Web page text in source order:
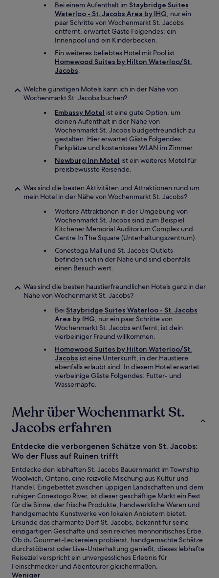
Bei einem Aufenthalt im Staybridge Suites
Waterloo - St. Jacobs Area by IHG, nur ein
paar Schritte von Wochenmarkt St. Jacobs
entfernt, erwartet Gäste Folgendes: ein
Innenpool und ein Kinderbecken.
Ein weiteres beliebtes Hotel mit Pool ist
Homewood Suites by Hilton Waterloo/St.
Jacobs.
Welche günstigen Motels kann ich in der Nähe von
Wochenmarkt St. Jacobs buchen?
Embassy Motel ist eine gute Option, um
deinen Aufenthalt in der Nähe von
Wochenmarkt St. Jacobs budgetfreundlich zu
gestalten. Hier erwartet Gäste Folgendes:
Parkplätze und kostenloses WLAN im Zimmer.
Newburg Inn Motel ist ein weiteres Motel für
preisbewusste Reisende.
Was sind die besten Aktivitäten und Attraktionen rund um
mein Hotel in der Nähe von Wochenmarkt St. Jacobs?
Weitere Attraktionen in der Umgebung von
Wochenmarkt St. Jacobs sind zum Beispiel
Kitchener Memorial Auditorium Complex und
Centre In The Square (Unterhaltungszentrum).
Conestoga Mall und St. Jacobs Outlets
befinden sich in der Nähe und sind ebenfalls
einen Besuch wert.
Was sind die besten haustierfreundlichen Hotels ganz in der
Nähe von Wochenmarkt St. Jacobs?
Bei Staybridge Suites Waterloo - St. Jacobs
Area by IHG, nur ein paar Schritte von
Wochenmarkt St. Jacobs entfernt, ist dein
vierbeiniger Freund willkommen.
Homewood Suites by Hilton Waterloo/St.
Jacobs ist eine Unterkunft, in der Haustiere
ebenfalls erlaubt sind. In diesem Hotel erwartet
vierbeinige Gäste Folgendes: Futter- und
Wassernäpfe.
Mehr über Wochenmarkt St.
Jacobs erfahren
Entdecke die verborgenen Schätze von St. Jacobs:
Wo der Fluss auf Ruinen trifft
Entdecke den lebhaften St. Jacobs Bauernmarkt im Township
Woolwich, Ontario, eine reizvolle Mischung aus Kultur und
Handel. Eingebettet zwischen üppigen Landschaften und dem
ruhigen Conestogo River, ist dieser geschäftige Markt ein Fest
für die Sinne, der frische Produkte, handwerkliche Waren und
handgemachte Kunstwerke von lokalen Anbietern bietet.
Erkunde das charmante Dorf St. Jacobs, bekannt für seine
einzigartigen Geschäfte und sein reiches mennonitisches Erbe.
Ob du Gourmet-Leckereien probierst, handgemachte Schätze
durchstöberst oder Live-Unterhaltung genießt, dieses lebhafte
Reiseziel verspricht ein unvergessliches Erlebnis für
Feinschmecker und Abenteurer gleichermaßen.
Weniger